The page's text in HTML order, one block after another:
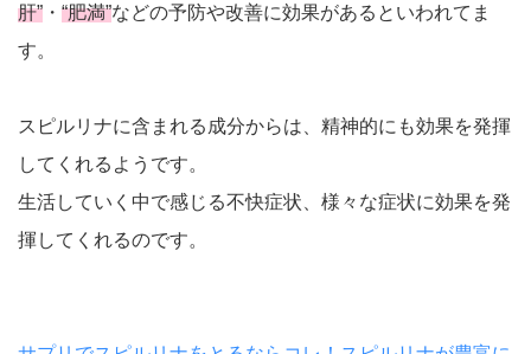
肝” ・ “肥満”などの予防や改善に効果があるといわれてま
す。
スピルリナに含まれる成分からは、精神的にも効果を発揮
してくれるようです。
生活していく中で感じる不快症状、様々な症状に効果を発
揮してくれるのです。